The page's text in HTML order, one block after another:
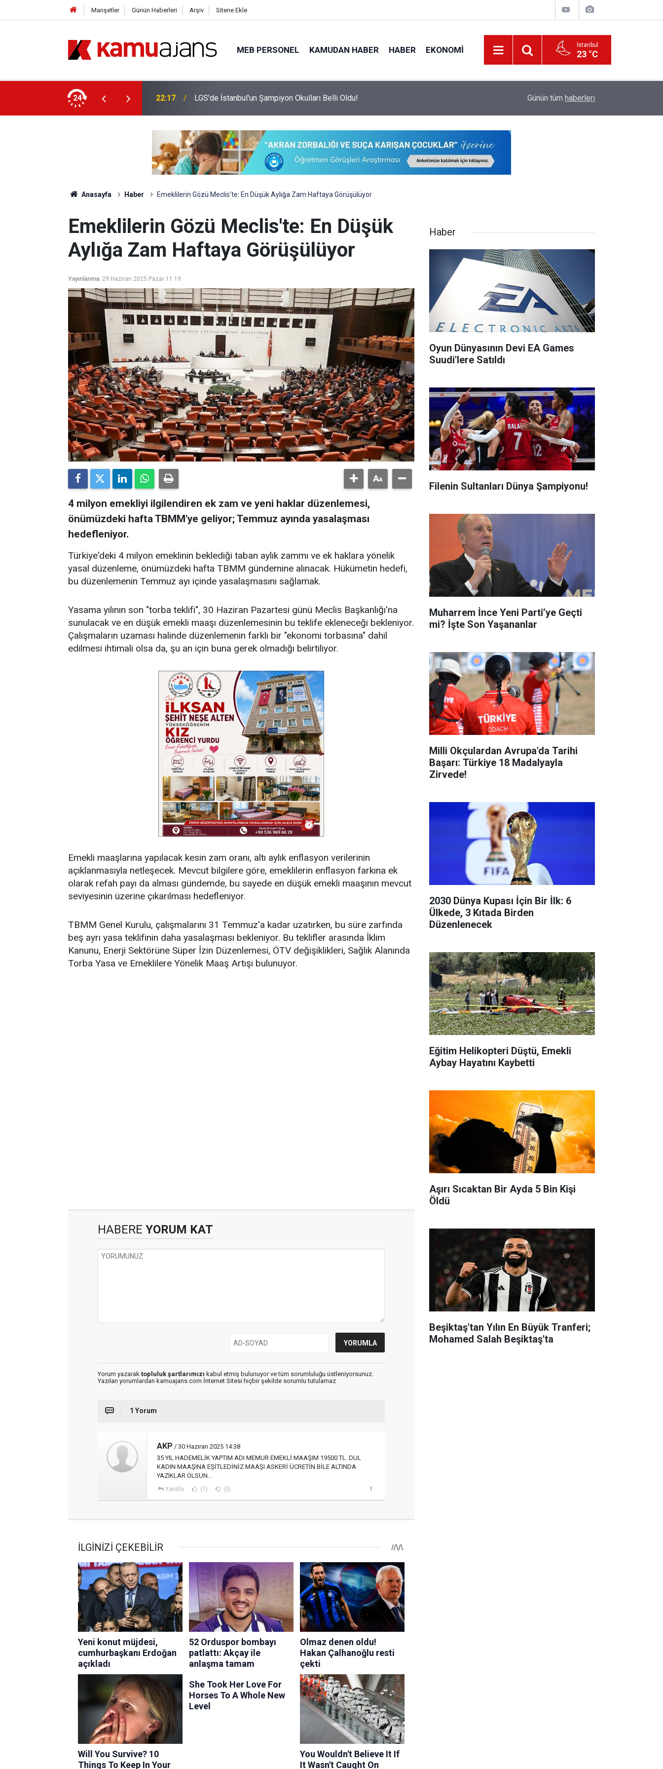
Manşetler Günün Haberleri Arşiv Sitene Ekle
MEB PERSONEL KAMUDAN HABER HABER EKONOMI İstanbul
23 °C
24
Şırnak’a Gidiyor 22:17 LGS'de İstanbul'un Şampiyon Okulları Belli Oldu! LGS Nakil Tercihi Yapacak Öğrencilere
Günün tüm haberleri
Anasayfa Haber Emeklilerin Gözü Meclis'te: En Düşük Aylığa Zam Haftaya Görüşülüyor
Emeklilerin Gözü Meclis'te: En Düşük
Aylığa Zam Haftaya Görüşülüyor
Yayınlanma: 29 Haziran 2025 Pazar 11:19
4 milyon emekliyi ilgilendiren ek zam ve yeni haklar düzenlemesi,
önümüzdeki hafta TBMM'ye geliyor; Temmuz ayında yasalaşması
hedefleniyor.
Türkiye'deki 4 milyon emeklinin beklediği taban aylık zammı ve ek haklara yönelik
yasal düzenleme, önümüzdeki hafta TBMM gündemine alınacak. Hükümetin hedefi,
bu düzenlemenin Temmuz ayı içinde yasalaşmasını sağlamak.
Yasama yılının son "torba teklifi", 30 Haziran Pazartesi günü Meclis Başkanlığı'na
sunulacak ve en düşük emekli maaşı düzenlemesinin bu teklife ekleneceği bekleniyor.
Çalışmaların uzaması halinde düzenlemenin farklı bir "ekonomi torbasına" dahil
edilmesi ihtimali olsa da, şu an için buna gerek olmadığı belirtiliyor.
Emekli maaşlarına yapılacak kesin zam oranı, altı aylık enflasyon verilerinin
açıklanmasıyla netleşecek. Mevcut bilgilere göre, emeklilerin enflasyon farkına ek
olarak refah payı da alması gündemde, bu sayede en düşük emekli maaşının mevcut
seviyesinin üzerine çıkarılması hedefleniyor.
TBMM Genel Kurulu, çalışmalarını 31 Temmuz'a kadar uzatırken, bu süre zarfında
beş ayrı yasa teklifinin daha yasalaşması bekleniyor. Bu teklifler arasında İklim
Kanunu, Enerji Sektörüne Süper İzin Düzenlemesi, ÖTV değişiklikleri, Sağlık Alanında
Torba Yasa ve Emeklilere Yönelik Maaş Artışı bulunuyor.
HABERE YORUM KAT
Yorum yazarak topluluk şartlarımızı kabul etmiş bulunuyor ve tüm sorumluluğu üstleniyorsunuz.
Yazılan yorumlardan kamuajans.com İnternet Sitesi hiçbir şekilde sorumlu tutulamaz
1 Yorum
AKP / 30 Haziran 2025 14:38
35 YIL HADEMELİK YAPTIM ADI MEMUR EMEKLİ MAAŞIM 19500 TL. DUL
KADIN MAAŞINA EŞİTLEDİNİZ MAAŞI ASKERİ ÜCRETİN BİLE ALTINDA
YAZIKLAR OLSUN...
Yanıtla (1) (0)
Haber
Oyun Dünyasının Devi EA Games
Suudi'lere Satıldı
Filenin Sultanları Dünya Şampiyonu!
Muharrem İnce Yeni Parti’ye Geçti
mi? İşte Son Yaşananlar
Milli Okçulardan Avrupa'da Tarihi
Başarı: Türkiye 18 Madalyayla
Zirvede!
2030 Dünya Kupası İçin Bir İlk: 6
Ülkede, 3 Kıtada Birden
Düzenlenecek
Eğitim Helikopteri Düştü, Emekli
Aybay Hayatını Kaybetti
Aşırı Sıcaktan Bir Ayda 5 Bin Kişi
Öldü
Beşiktaş'tan Yılın En Büyük Tranferi;
Mohamed Salah Beşiktaş'ta